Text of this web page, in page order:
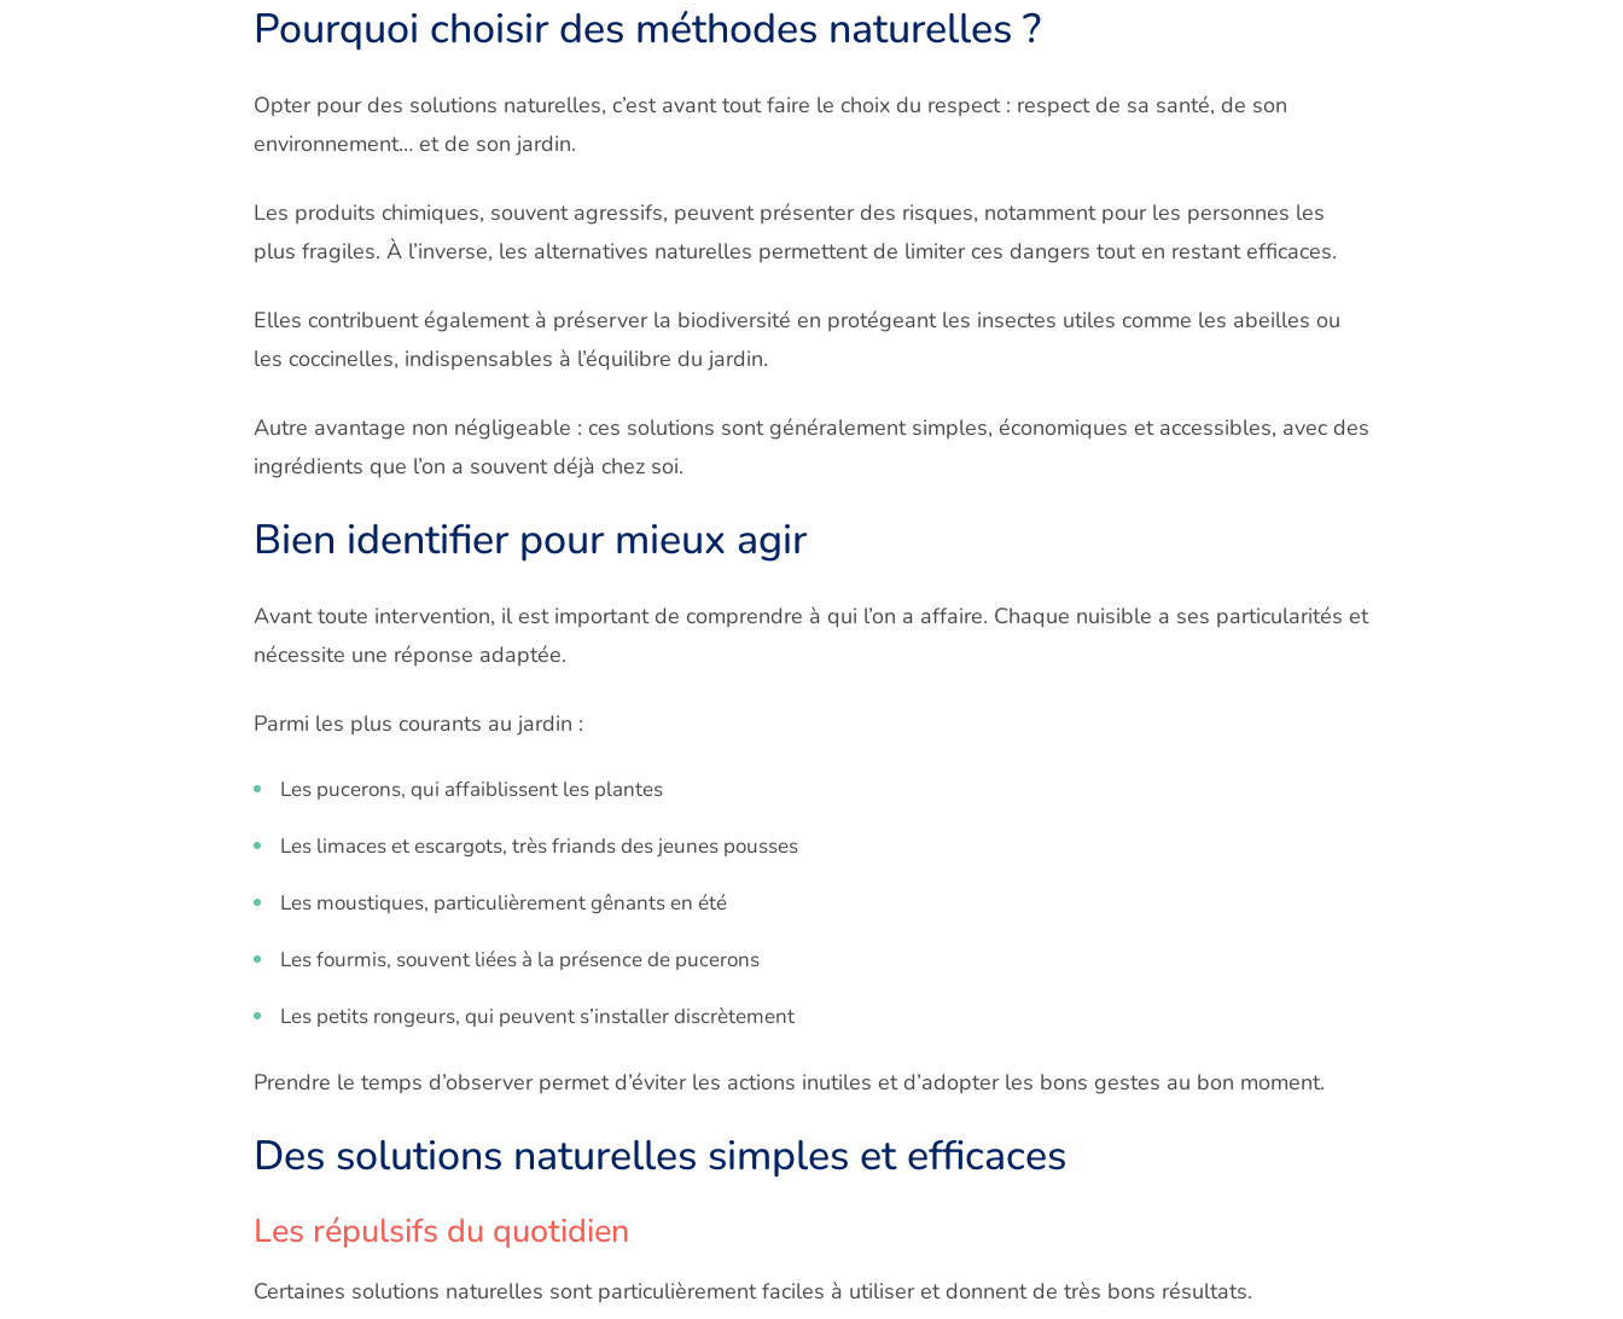
Pourquoi choisir des méthodes naturelles ?
Opter pour des solutions naturelles, c’est avant tout faire le choix du respect : respect de sa santé, de son
environnement… et de son jardin.
Les produits chimiques, souvent agressifs, peuvent présenter des risques, notamment pour les personnes les
plus fragiles. À l’inverse, les alternatives naturelles permettent de limiter ces dangers tout en restant efficaces.
Elles contribuent également à préserver la biodiversité en protégeant les insectes utiles comme les abeilles ou
les coccinelles, indispensables à l’équilibre du jardin.
Autre avantage non négligeable : ces solutions sont généralement simples, économiques et accessibles, avec des
ingrédients que l’on a souvent déjà chez soi.
Bien identifier pour mieux agir
Avant toute intervention, il est important de comprendre à qui l’on a affaire. Chaque nuisible a ses particularités et
nécessite une réponse adaptée.
Parmi les plus courants au jardin :
Les pucerons, qui affaiblissent les plantes
Les limaces et escargots, très friands des jeunes pousses
Les moustiques, particulièrement gênants en été
Les fourmis, souvent liées à la présence de pucerons
Les petits rongeurs, qui peuvent s’installer discrètement
Prendre le temps d’observer permet d’éviter les actions inutiles et d’adopter les bons gestes au bon moment.
Des solutions naturelles simples et efficaces
Les répulsifs du quotidien
Certaines solutions naturelles sont particulièrement faciles à utiliser et donnent de très bons résultats.